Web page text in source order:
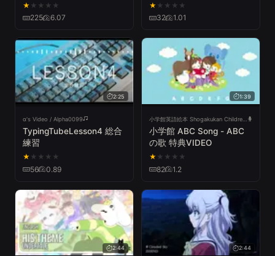
★ ★ ★ ★ ★
225 6.07
★ ★ ★ ★ ★
32 1.01
2:25
α's Video / Alpha0099
TypingTubeLesson4 総合
練習
★ ★ ★ ★ ★
56 0.89
1:39
小学館 ABC Song - ABC
の歌 特典VIDEO
★ ★ ★ ★ ★
82 1.2
2:44 2:44